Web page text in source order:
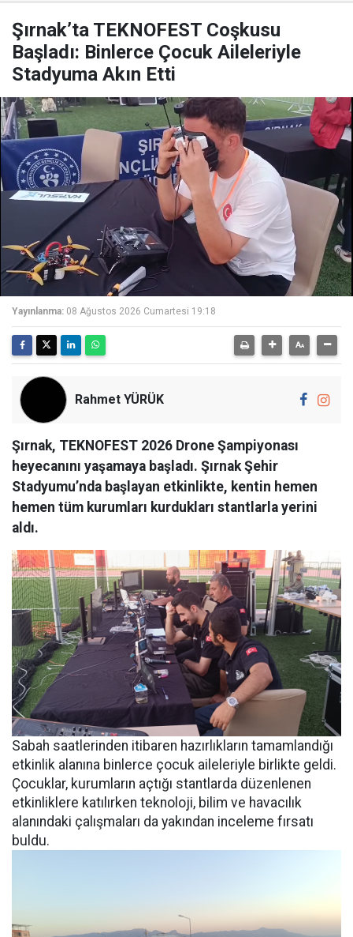
Şırnak’ta TEKNOFEST Coşkusu
Başladı: Binlerce Çocuk Aileleriyle
Stadyuma Akın Etti
Yayınlanma: 08 Ağustos 2026 Cumartesi 19:18
Rahmet YÜRÜK
Şırnak, TEKNOFEST 2026 Drone Şampiyonası
heyecanını yaşamaya başladı. Şırnak Şehir
Stadyumu’nda başlayan etkinlikte, kentin hemen
hemen tüm kurumları kurdukları stantlarla yerini
aldı.
Sabah saatlerinden itibaren hazırlıkların tamamlandığı
etkinlik alanına binlerce çocuk aileleriyle birlikte geldi.
Çocuklar, kurumların açtığı stantlarda düzenlenen
etkinliklere katılırken teknoloji, bilim ve havacılık
alanındaki çalışmaları da yakından inceleme fırsatı
buldu.